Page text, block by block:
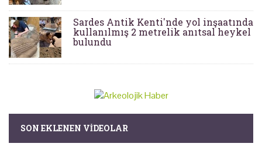
Sardes Antik Kenti'nde yol inşaatında
kullanılmış 2 metrelik anıtsal heykel
bulundu
SON EKLENEN VIDEOLAR